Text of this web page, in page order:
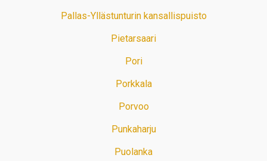
Pallas-Yllästunturin kansallispuisto
Pietarsaari
Pori
Porkkala
Porvoo
Punkaharju
Puolanka